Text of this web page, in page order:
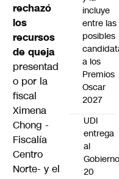
rechazó
los
recursos
de queja
presentad
o por la
fiscal
Ximena
Chong -
Fiscalía
Centro
Norte- y el
incluye
entre las
posibles
a los
Premios
Oscar
2027
UDI
entrega
al
Gobierno
20